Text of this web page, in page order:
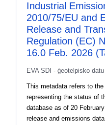
Transfer Register (E-
166/2006 Commission
2019/1741. The dataset
reported separately under
under IED Art.72.
under the IED are also
Industrial
2010/75/EU and
Release and
Regulation (EC)
16.0 Feb. 2026
EVA SDI - ģeotelpisko
This metadata refers to
representing the status of
database as of 20
release and emissions